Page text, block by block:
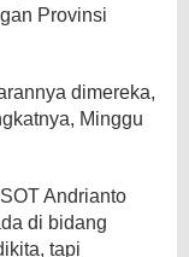
Provinsi
dimereka,
Minggu
Andrianto
di bidang
tapi